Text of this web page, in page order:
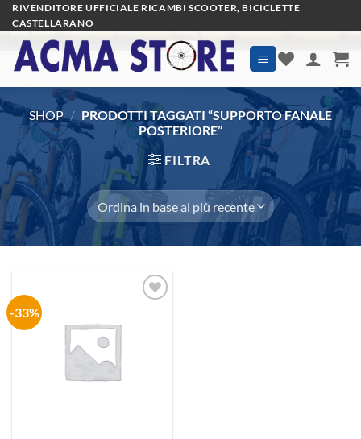
Salta
ai
contenuti
RIVENDITORE UFFICIALE RICAMBI SCOOTER, BICICLETTE
CASTELLARANO
SHOP / PRODOTTI TAGGATI “SUPPORTO FANALE
POSTERIORE”
FILTRA
-33%